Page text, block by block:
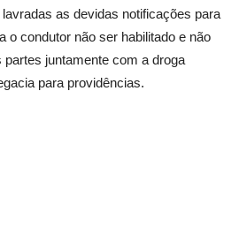
as devidas notificações para
o condutor não ser habilitado e não
juntamente com a droga
para providências.